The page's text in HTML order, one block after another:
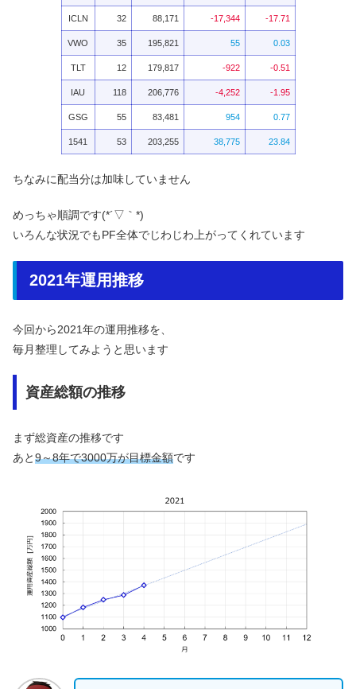
ICLN 32 88,171 -17,344 -17.71
VWO 35 195,821 55 0.03
TLT 12 179,817 -922 -0.51
IAU 118 206,776 -4,252 -1.95
GSG 55 83,481 954 0.77
1541 53 203,255 38,775 23.84
ちなみに配当分は加味していません
めっちゃ順調です(*´▽｀*)
いろんな状況でもPF全体でじわじわ上がってくれています
2021年運用推移
今回から2021年の運用推移を、
毎月整理してみようと思います
資産総額の推移
まず総資産の推移です
あと9～8年で3000万が目標金額です